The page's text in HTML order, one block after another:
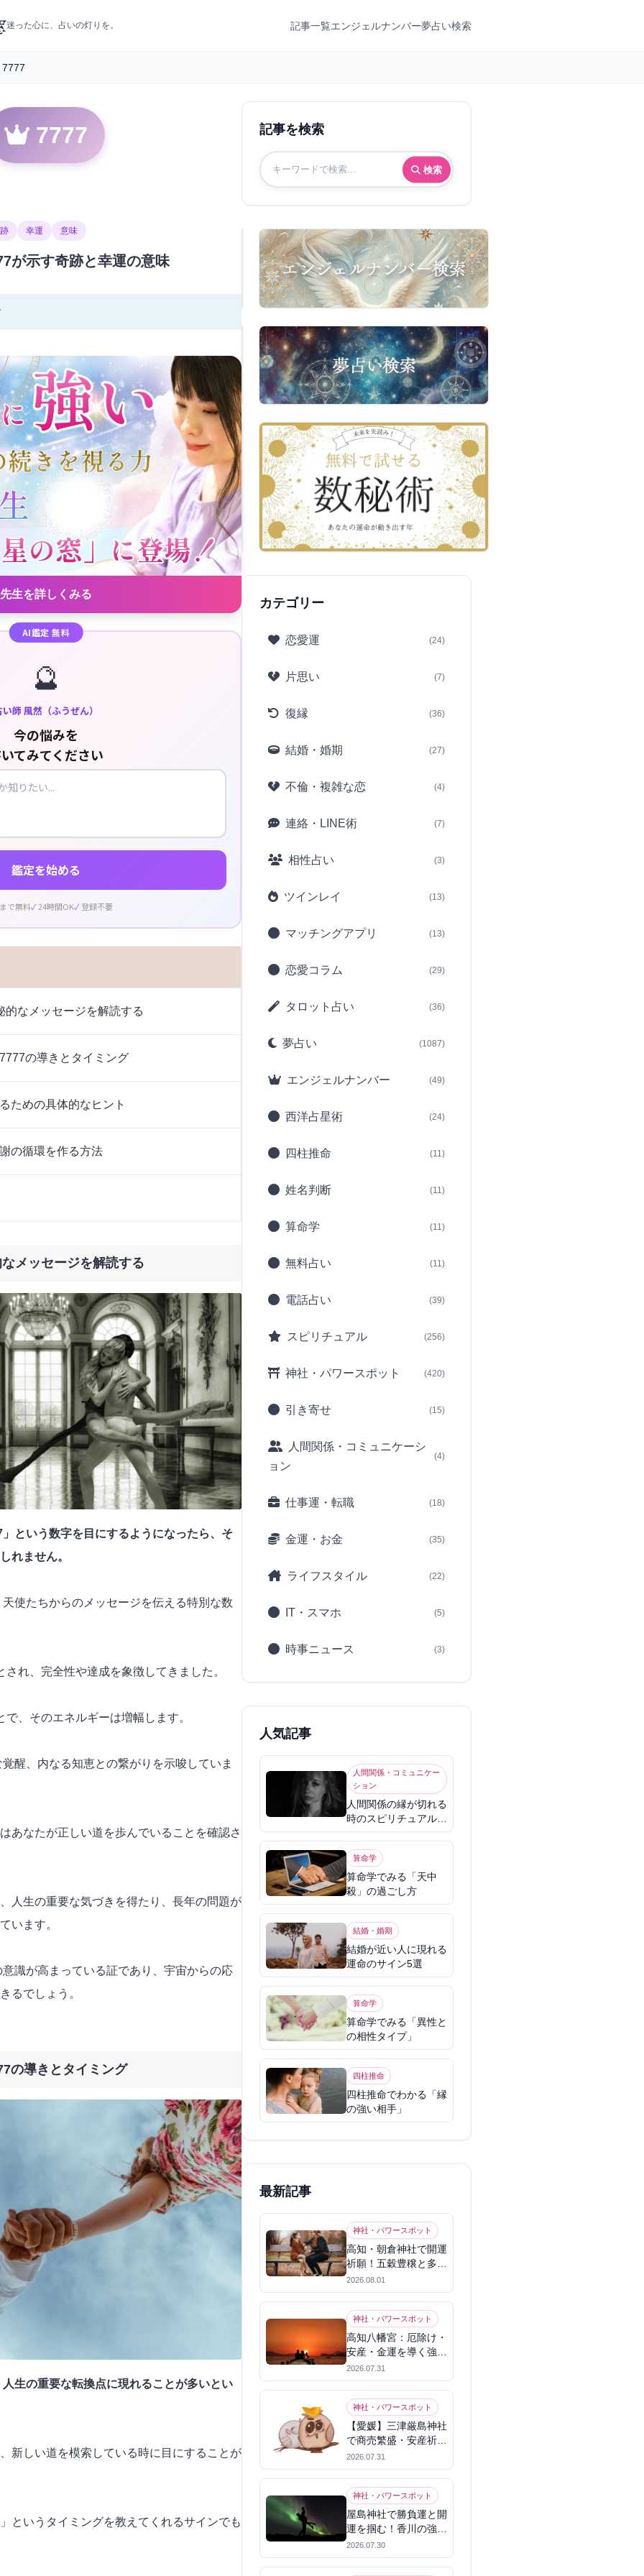
迷った心に、占いの灯りを。 記事一覧エンジェルナンバー夢占い検索
7777
7777
幸運 意味
が示す奇跡と幸運の意味
先生を詳しくみる
AI鑑定 無料
🔮
い師 風然（ふうぜん）
今の悩みを
てみてください
鑑定を始める
で無料 24時間OK 登録不要
的なメッセージを解読する
の導きとタイミング
ための具体的なヒント
の循環を作る方法
メッセージを解読する
という数字を目にするようになったら、そ
れません。
使たちからのメッセージを伝える特別な数
れ、 完全性や達成を象徴してきました。
で、そのエネルギーは増幅します。
醒、内なる知恵との繋がりを示唆していま
あなたが正しい道を歩んでいることを確認さ
人生の重要な気づきを得たり、長年の問題が
います。
識が高まっている証であり、宇宙からの応
るでしょう。
の導きとタイミング
人生の重要な転換点に現れることが多いとい
新しい道を模索している時に目にすることが
というタイミングを教えてくれるサインでも
記事を検索
検索
カテゴリー
恋愛運 (24)
片思い (7)
復縁 (36)
結婚・婚期 (27)
不倫・複雑な恋 (4)
連絡・LINE術 (7)
相性占い (3)
ツインレイ (13)
マッチングアプリ (13)
恋愛コラム (29)
タロット占い (36)
夢占い (1087)
エンジェルナンバー (49)
西洋占星術 (24)
四柱推命 (11)
姓名判断 (11)
算命学 (11)
無料占い (11)
電話占い (39)
スピリチュアル (256)
神社・パワースポット (420)
引き寄せ (15)
人間関係・コミュニケーシ
ョン
(4)
仕事運・転職 (18)
金運・お金 (35)
ライフスタイル (22)
IT・スマホ (5)
時事ニュース (3)
人気記事
人間関係・コミュニケー
ション
人間関係の縁が切れる
時のスピリチュアル意
味
算命学
算命学でみる「天中
殺」の過ごし方
結婚・婚期
結婚が近い人に現れる
運命のサイン5選
算命学
算命学でみる「異性と
の相性タイプ」
四柱推命
四柱推命でわかる「縁
の強い相手」
最新記事
神社・パワースポット
高知・朝倉神社で開運
祈願！五穀豊穣と多幸
を呼ぶパワースポット
2026.08.01
神社・パワースポット
高知八幡宮：厄除け・
安産・金運を導く強力
パワースポット
2026.07.31
神社・パワースポット
【愛媛】三津厳島神社
で商売繁盛・安産祈
願！宗像三女神のパワ
ーを授かる
2026.07.31
神社・パワースポット
屋島神社で勝負運と開
運を掴む！香川の強力
パワースポット
2026.07.30